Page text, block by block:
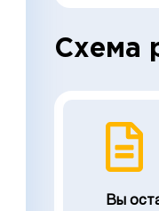
Схема
Вы